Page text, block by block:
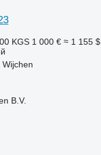
KGS 1 000 € ≈ 1 155 $
B.V.